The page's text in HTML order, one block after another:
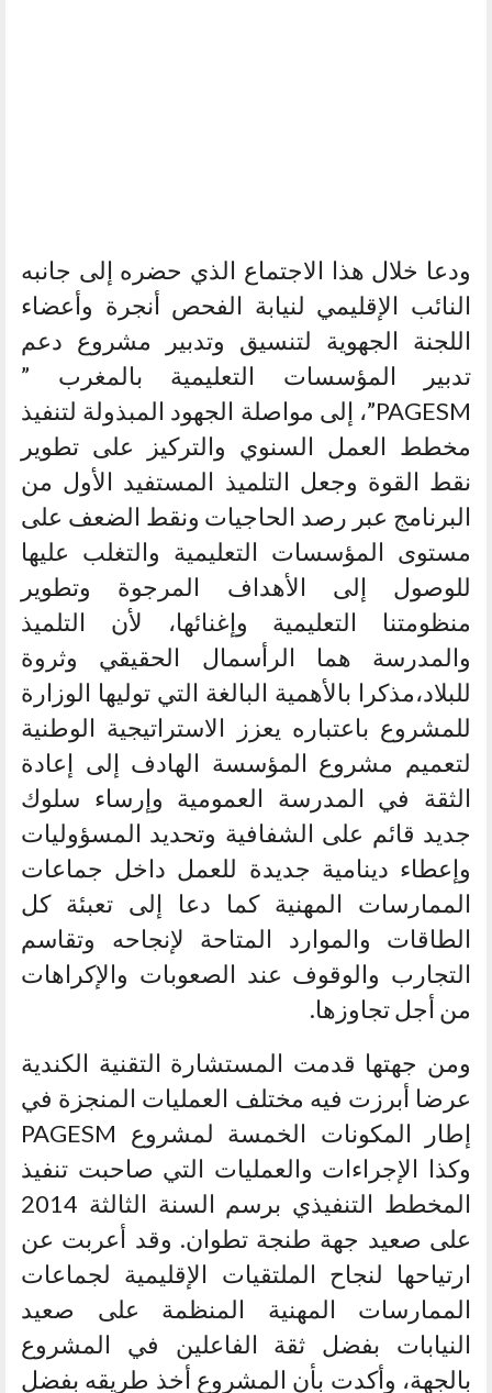
ودعا خلال هذا الاجتماع الذي حضره إلى جانبه
النائب الإقليمي لنيابة الفحص أنجرة وأعضاء
اللجنة الجهوية لتنسيق وتدبير مشروع دعم
تدبير المؤسسات التعليمية بالمغرب ”
PAGESM”، إلى مواصلة الجهود المبذولة لتنفيذ
مخطط العمل السنوي والتركيز على تطوير
نقط القوة وجعل التلميذ المستفيد الأول من
البرنامج عبر رصد الحاجيات ونقط الضعف على
مستوى المؤسسات التعليمية والتغلب عليها
للوصول إلى الأهداف المرجوة وتطوير
منظومتنا التعليمية وإغنائها، لأن التلميذ
والمدرسة هما الرأسمال الحقيقي وثروة
للبلاد،مذكرا بالأهمية البالغة التي توليها الوزارة
للمشروع باعتباره يعزز الاستراتيجية الوطنية
لتعميم مشروع المؤسسة الهادف إلى إعادة
الثقة في المدرسة العمومية وإرساء سلوك
جديد قائم على الشفافية وتحديد المسؤوليات
وإعطاء دينامية جديدة للعمل داخل جماعات
الممارسات المهنية كما دعا إلى تعبئة كل
الطاقات والموارد المتاحة لإنجاحه وتقاسم
التجارب والوقوف عند الصعوبات والإكراهات
من أجل تجاوزها.
ومن جهتها قدمت المستشارة التقنية الكندية
عرضا أبرزت فيه مختلف العمليات المنجزة في
إطار المكونات الخمسة لمشروع PAGESM
وكذا الإجراءات والعمليات التي صاحبت تنفيذ
المخطط التنفيذي برسم السنة الثالثة 2014
على صعيد جهة طنجة تطوان. وقد أعربت عن
ارتياحها لنجاح الملتقيات الإقليمية لجماعات
الممارسات المهنية المنظمة على صعيد
النيابات بفضل ثقة الفاعلين في المشروع
بالجهة، وأكدت بأن المشروع أخذ طريقه بفضل